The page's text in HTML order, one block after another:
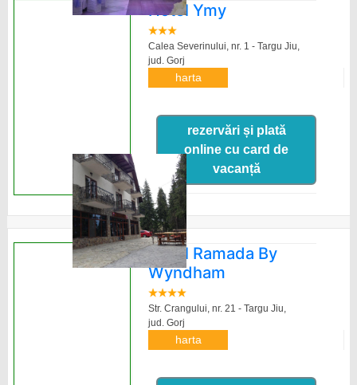
Hotel Ymy
Calea Severinului, nr. 1 - Targu Jiu,
jud. Gorj
harta
rezervări și plată
online cu card de
vacanță
Hotel Ramada By
Wyndham
Str. Crangului, nr. 21 - Targu Jiu,
jud. Gorj
harta